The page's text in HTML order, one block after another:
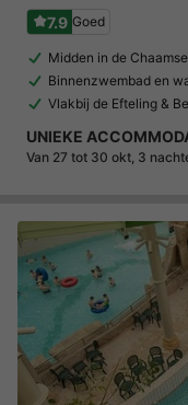
7.9 Goed
Midden in de
Binnenzwembad en
Vlakbij de Efteling &
UNIEKE
Van 27 tot 30 okt, 3